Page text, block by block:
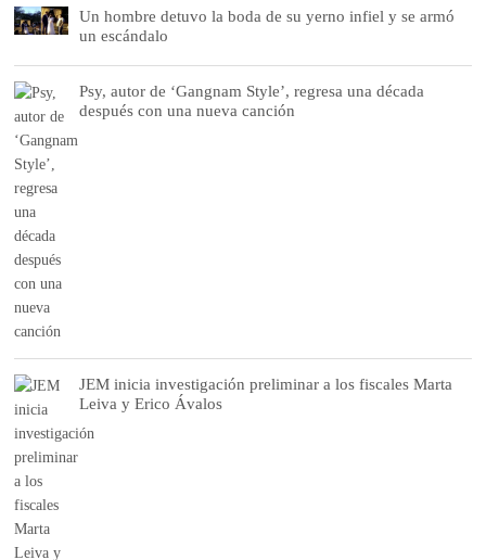
Un hombre detuvo la boda de su yerno infiel y se armó
un escándalo
Psy, autor de ‘Gangnam Style’, regresa una década
después con una nueva canción
JEM inicia investigación preliminar a los fiscales Marta
Leiva y Erico Ávalos